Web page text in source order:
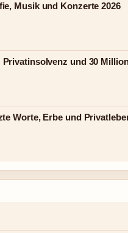
Musik und Konzerte 2026
und 30
Worte, Erbe und